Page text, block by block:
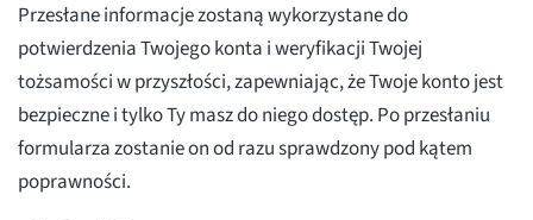
Przesłane informacje zostaną wykorzystane do
potwierdzenia Twojego konta i weryfikacji Twojej
tożsamości w przyszłości, zapewniając, że Twoje konto jest
bezpieczne i tylko Ty masz do niego dostęp. Po przesłaniu
formularza zostanie on od razu sprawdzony pod kątem
poprawności.